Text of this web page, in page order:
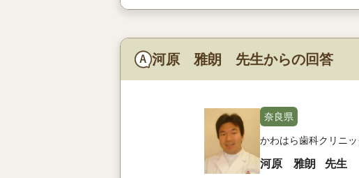
河原 雅朗 先生からの回答
奈良県
かわはら歯科クリニッ
河原 雅朗 先生